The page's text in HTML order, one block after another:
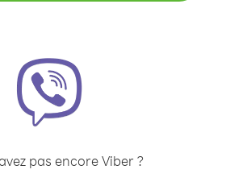
pas encore Viber ?